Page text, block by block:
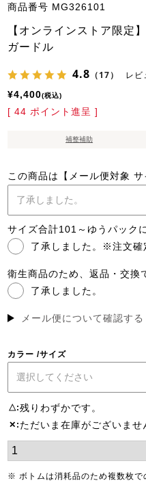
商品番号 MG326101
【オンラインストア限定
ガードル
4.8 （17） レビ
¥4,400 税込
[ 44 ポイント進呈 ]
補整補助
この商品は【メール便対象
サイズ合計101～ゆうパック
了承しました。※注文確
衛生商品のため、返品・交
了承しました。
メール便について確認する
カラー サイズ
△ 残りわずかです。
✕ ただいま在庫がございませ
※ ボトムは消耗品のため複数枚で